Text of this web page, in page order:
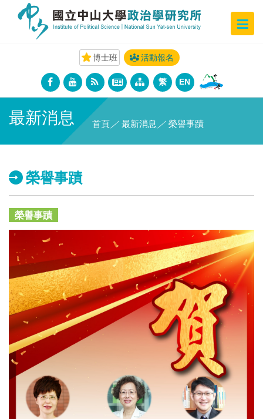
博士班 活動報名
繁 EN
最新消息 首頁 ／ 最新消息 ／ 榮譽事蹟
榮譽事蹟
榮譽事蹟